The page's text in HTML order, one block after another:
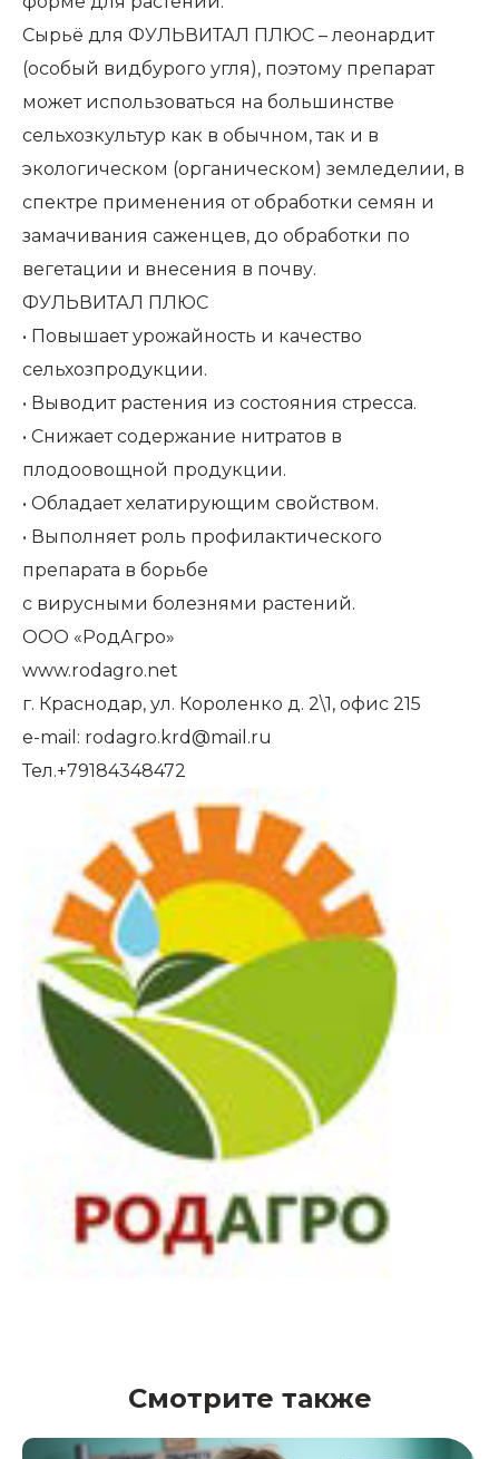
Сырьё для ФУЛЬВИТАЛ ПЛЮС – леонардит
(особый видбурого угля), поэтому препарат
может использоваться на большинстве
сельхозкультур как в обычном, так и в
экологическом (органическом) земледелии, в
спектре применения от обработки семян и
замачивания саженцев, до обработки по
вегетации и внесения в почву.
ФУЛЬВИТАЛ ПЛЮС
• Повышает урожайность и качество
сельхозпродукции.
• Выводит растения из состояния стресса.
• Снижает содержание нитратов в
плодоовощной продукции.
• Обладает хелатирующим свойством.
• Выполняет роль профилактического
препарата в борьбе
с вирусными болезнями растений.
ООО «РодАгро»
www.rodagro.net
г. Краснодар, ул. Короленко д. 2\1, офис 215
e-mail: rodagro.krd@mail.ru
Тел.+79184348472
Смотрите также